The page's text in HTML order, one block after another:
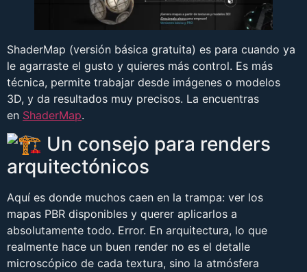
ShaderMap (versión básica gratuita) es para cuando ya
le agarraste el gusto y quieres más control. Es más
técnica, permite trabajar desde imágenes o modelos
3D, y da resultados muy precisos. La encuentras
en ShaderMap.
Un consejo para renders
arquitectónicos
Aquí es donde muchos caen en la trampa: ver los
mapas PBR disponibles y querer aplicarlos a
absolutamente todo. Error. En arquitectura, lo que
realmente hace un buen render no es el detalle
microscópico de cada textura, sino la atmósfera